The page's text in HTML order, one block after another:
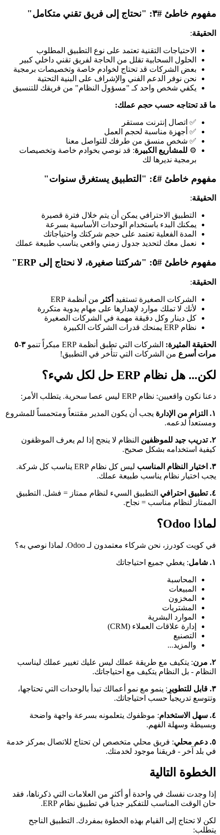
مفهوم خاطئ #٣: "نحتاج إلى فريق تقني متكامل"
الحقيقة:
الاحتياجات التقنية تعتمد على نوع التطبيق المطلوب
الحلول السحابية تقلل من الحاجة لفريق تقني داخلي كبير
بعض الشركات قد تحتاج لخوادم خاصة وتخصيصات برمجية
نحن نوفر الدعم الفني والإشراف على البنية التحتية
يكفي شخص واحد كـ "مسؤول النظام" من فريقك للتنسيق
ما قد تحتاجه حسب حجم عملك:
✅ اتصال إنترنت مستقر
✅ أجهزة مناسبة لحجم العمل
✅ شخص منسق من طرفك للتواصل معنا
⚙️ للمشاريع الكبيرة: قد نوصي بخوادم خاصة وتخصيصات
برمجية نديرها لك
مفهوم خاطئ #٤: "التطبيق يستغرق سنوات"
الحقيقة:
التطبيق الاحترافي يمكن أن يتم خلال فترة قصيرة
يمكنك البدء باستخدام الوحدات الأساسية بسرعة
المدة الفعلية تعتمد على حجم شركتك واحتياجاتك
نعمل معك لتحديد جدول زمني واقعي يناسب طبيعة عملك
مفهوم خاطئ #٥: "شركتنا صغيرة، لا نحتاج إلى ERP"
الحقيقة:
الشركات الصغيرة تستفيد أكثر من أنظمة ERP
لأنك لا تملك موارد لإهدارها على مهام يدوية متكررة
كل دينار وكل دقيقة مهمة في الشركات الصغيرة
نظام ERP يمنحك قدرات الشركات الكبيرة
الحقيقة المثيرة: الشركات التي تطبق أنظمة ERP مبكراً تنمو
٣-٥
مرات أسرع من الشركات التي تتأخر في التطبيق!
لكن... هل نظام ERP حل لكل شيء؟
دعنا نكون واقعيين: نظام ERP ليس عصا سحرية. يتطلب الأمر:
١. التزام من الإدارة
يجب أن يكون المدير مقتنعاً ومتحمساً للمشروع
ومستعداً لدعمه.
٢. تدريب جيد للموظفين
النظام لا ينجح إذا لم يعرف الموظفون
كيفية استخدامه بشكل صحيح.
٣. اختيار النظام المناسب
ليس كل نظام ERP يناسب كل شركة.
يجب اختيار نظام يناسب طبيعة عملك.
٤. تطبيق احترافي
التطبيق السيء لنظام ممتاز = فشل. التطبيق
الممتاز لنظام مناسب = نجاح.
لماذا Odoo؟
في كويت كودرز، نحن شركاء معتمدون لـ Odoo. لماذا نوصي به؟
١. شامل : يغطي جميع احتياجاتك
المحاسبة
المبيعات
المخزون
المشتريات
الموارد البشرية
إدارة علاقات العملاء (CRM)
التصنيع
والمزيد...
٢. مرن
: يتكيف مع طريقة عملك ليس عليك تغيير عملك ليناسب
النظام - بل النظام يتكيف مع احتياجاتك.
٣. قابل للتطوير
: ينمو مع نمو أعمالك تبدأ بالوحدات التي تحتاجها،
وتتوسع تدريجياً حسب احتياجاتك.
٤. سهل الاستخدام
: موظفوك يتعلمونه بسرعة واجهة واضحة
وبسيطة وسهلة الفهم.
٥. دعم محلي
: فريق محلي متخصص لن تحتاج للاتصال بمركز خدمة
في بلد آخر - فريقنا موجود لخدمتك.
الخطوة التالية
إذا وجدت نفسك في واحدة أو أكثر من العلامات التي ذكرناها، فقد
حان الوقت المناسب للتفكير جدياً في تطبيق نظام ERP.
لكن لا تحتاج إلى القيام بهذه الخطوة بمفردك. التطبيق الناجح
يتطلب: